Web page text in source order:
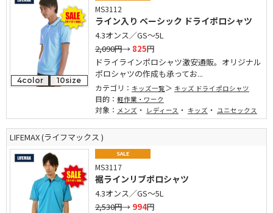
4color 10size
MS3112
ライン入り ベーシック ドライポロシャツ
4.3オンス／GS～5L
2,090円→ 825円
ドライラインポロシャツ激安通販。オリジナル
ポロシャツの作成も承ってお...
カテゴリ： キッズ一覧 キッズ ドライポロシャツ
目的： 軽作業・ワーク
対象： メンズ ・ レディース ・ キッズ ・ ユニセックス
LIFEMAX (ライフマックス )
SALE
MS3117
裾ラインリブポロシャツ
4.3オンス／GS～5L
2,530円→ 994円